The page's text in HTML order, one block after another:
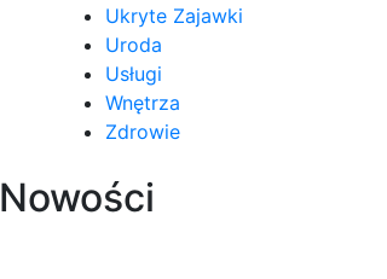
Ukryte Zajawki
Uroda
Usługi
Wnętrza
Zdrowie
Nowości